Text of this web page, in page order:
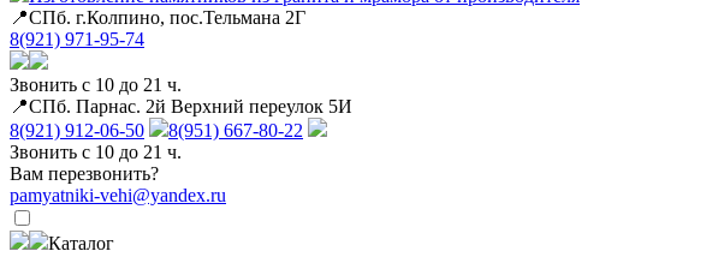
📍СПб. г.Колпино, пос.Тельмана 2Г
8(921) 971-95-74
Звонить с 10 до 21 ч.
📍СПб. Парнас. 2й Верхний переулок 5И
8(921) 912-06-50
8(951) 667-80-22
Звонить с 10 до 21 ч.
Вам перезвонить?
pamyatniki-vehi@yandex.ru
Каталог